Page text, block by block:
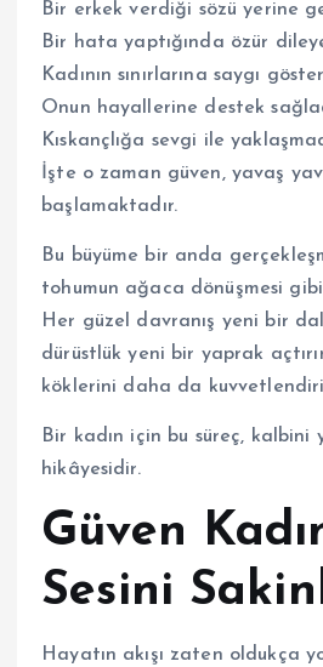
Bir erkek verdiği sözü yerine
Bir hata yaptığında özür
Kadının sınırlarına saygı
Onun hayallerine destek
Kıskançlığa sevgi ile
İşte o zaman güven, yavaş
başlamaktadır.
Bu büyüme bir anda
tohumun ağaca dönüşmesi
Her güzel davranış yeni bir
dürüstlük yeni bir yaprak
köklerini daha da
Bir kadın için bu süreç, kalbini
hikâyesidir.
Güven
Sesini
Hayatın akışı zaten oldukça